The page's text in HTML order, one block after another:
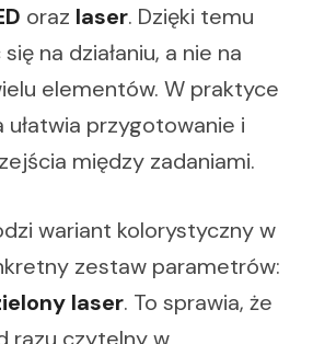
oraz laser. Dzięki temu
na działaniu, a nie na
elementów. W praktyce
przygotowanie i
między zadaniami.
wariant kolorystyczny w
zestaw parametrów:
laser. To sprawia, że
razu czytelny w